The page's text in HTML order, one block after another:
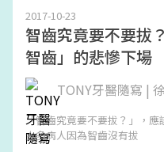
2017-10-23
智齒究竟要不要拔
智齒」的悲慘下場
TONY牙醫隨寫 |
「智齒究竟要不要拔？」，
太多病人因為智齒沒有拔